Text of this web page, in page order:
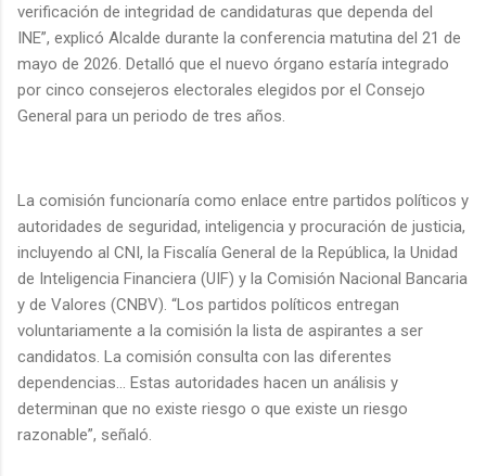
verificación de integridad de candidaturas que dependa del
INE”, explicó Alcalde durante la conferencia matutina del 21 de
mayo de 2026. Detalló que el nuevo órgano estaría integrado
por cinco consejeros electorales elegidos por el Consejo
General para un periodo de tres años.
La comisión funcionaría como enlace entre partidos políticos y
autoridades de seguridad, inteligencia y procuración de justicia,
incluyendo al CNI, la Fiscalía General de la República, la Unidad
de Inteligencia Financiera (UIF) y la Comisión Nacional Bancaria
y de Valores (CNBV). “Los partidos políticos entregan
voluntariamente a la comisión la lista de aspirantes a ser
candidatos. La comisión consulta con las diferentes
dependencias… Estas autoridades hacen un análisis y
determinan que no existe riesgo o que existe un riesgo
razonable”, señaló.